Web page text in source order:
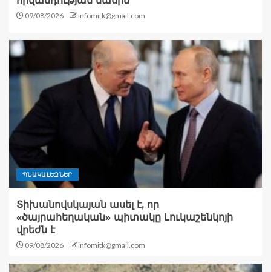
09/08/2026 infomitk@gmail.com
ՊՆԱԿԱԼԵԶՆԵՐ
Տիխանովսկայան ասել է, որ
«ծայրահեղական» պիտակը Լուկաշենկոյի
վրեժն է
09/08/2026 infomitk@gmail.com